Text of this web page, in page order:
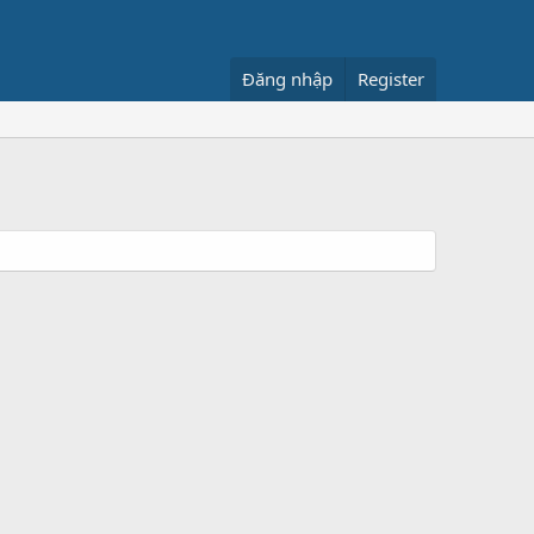
Đăng nhập Register